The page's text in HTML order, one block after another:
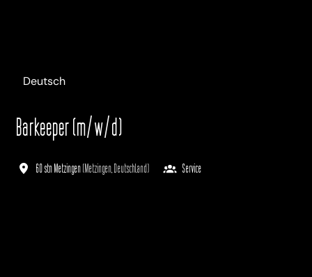
Deutsch
Barkeeper (m/w/d)
60 stn Metzingen(Metzingen Deutschland) Service